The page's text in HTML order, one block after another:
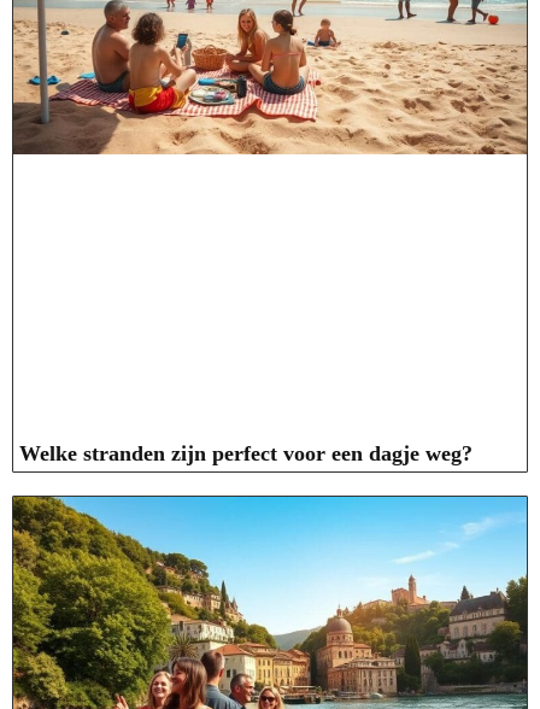
Welke stranden zijn perfect voor een dagje weg?